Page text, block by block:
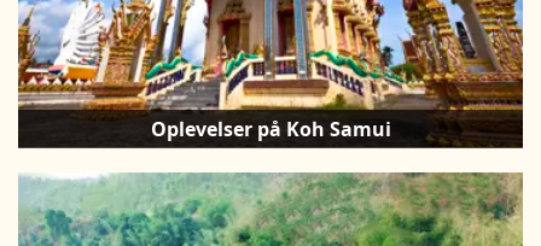
Oplevelser på Koh Samui